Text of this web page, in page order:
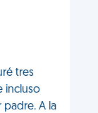
tres
incluso
padre. A la